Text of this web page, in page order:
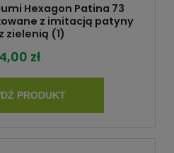
Hexagon Patina 73
z imitacją patyny
zielenią (1)
zł
PRODUKT